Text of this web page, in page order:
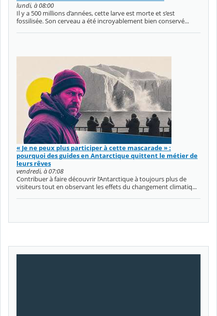
lundi, à 08:00
Il y a 500 millions d’années, cette larve est morte et s’est
fossilisée. Son cerveau a été incroyablement bien conservé...
« Je ne peux plus participer à cette mascarade » :
pourquoi des guides en Antarctique quittent le métier de
leurs rêves
vendredi, à 07:08
Contribuer à faire découvrir l’Antarctique à toujours plus de
visiteurs tout en observant les effets du changement climatiq...